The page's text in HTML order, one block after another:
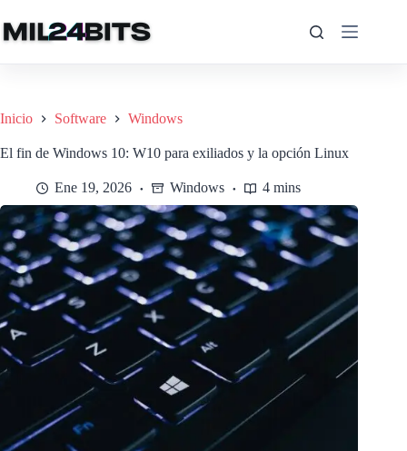
al
contenido
Inicio Software Windows
El fin de Windows 10: W10 para exiliados y la opción Linux
Ene 19, 2026 Windows 4 mins